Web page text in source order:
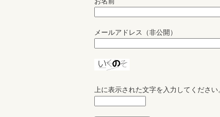
メールアドレス（非公開）
上に表示された文字を入力してください